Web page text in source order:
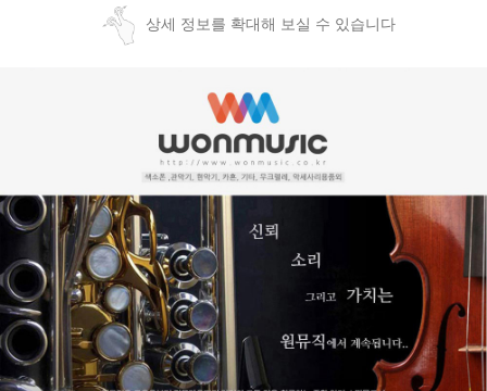
상세 정보를 확대해 보실 수 있습니다